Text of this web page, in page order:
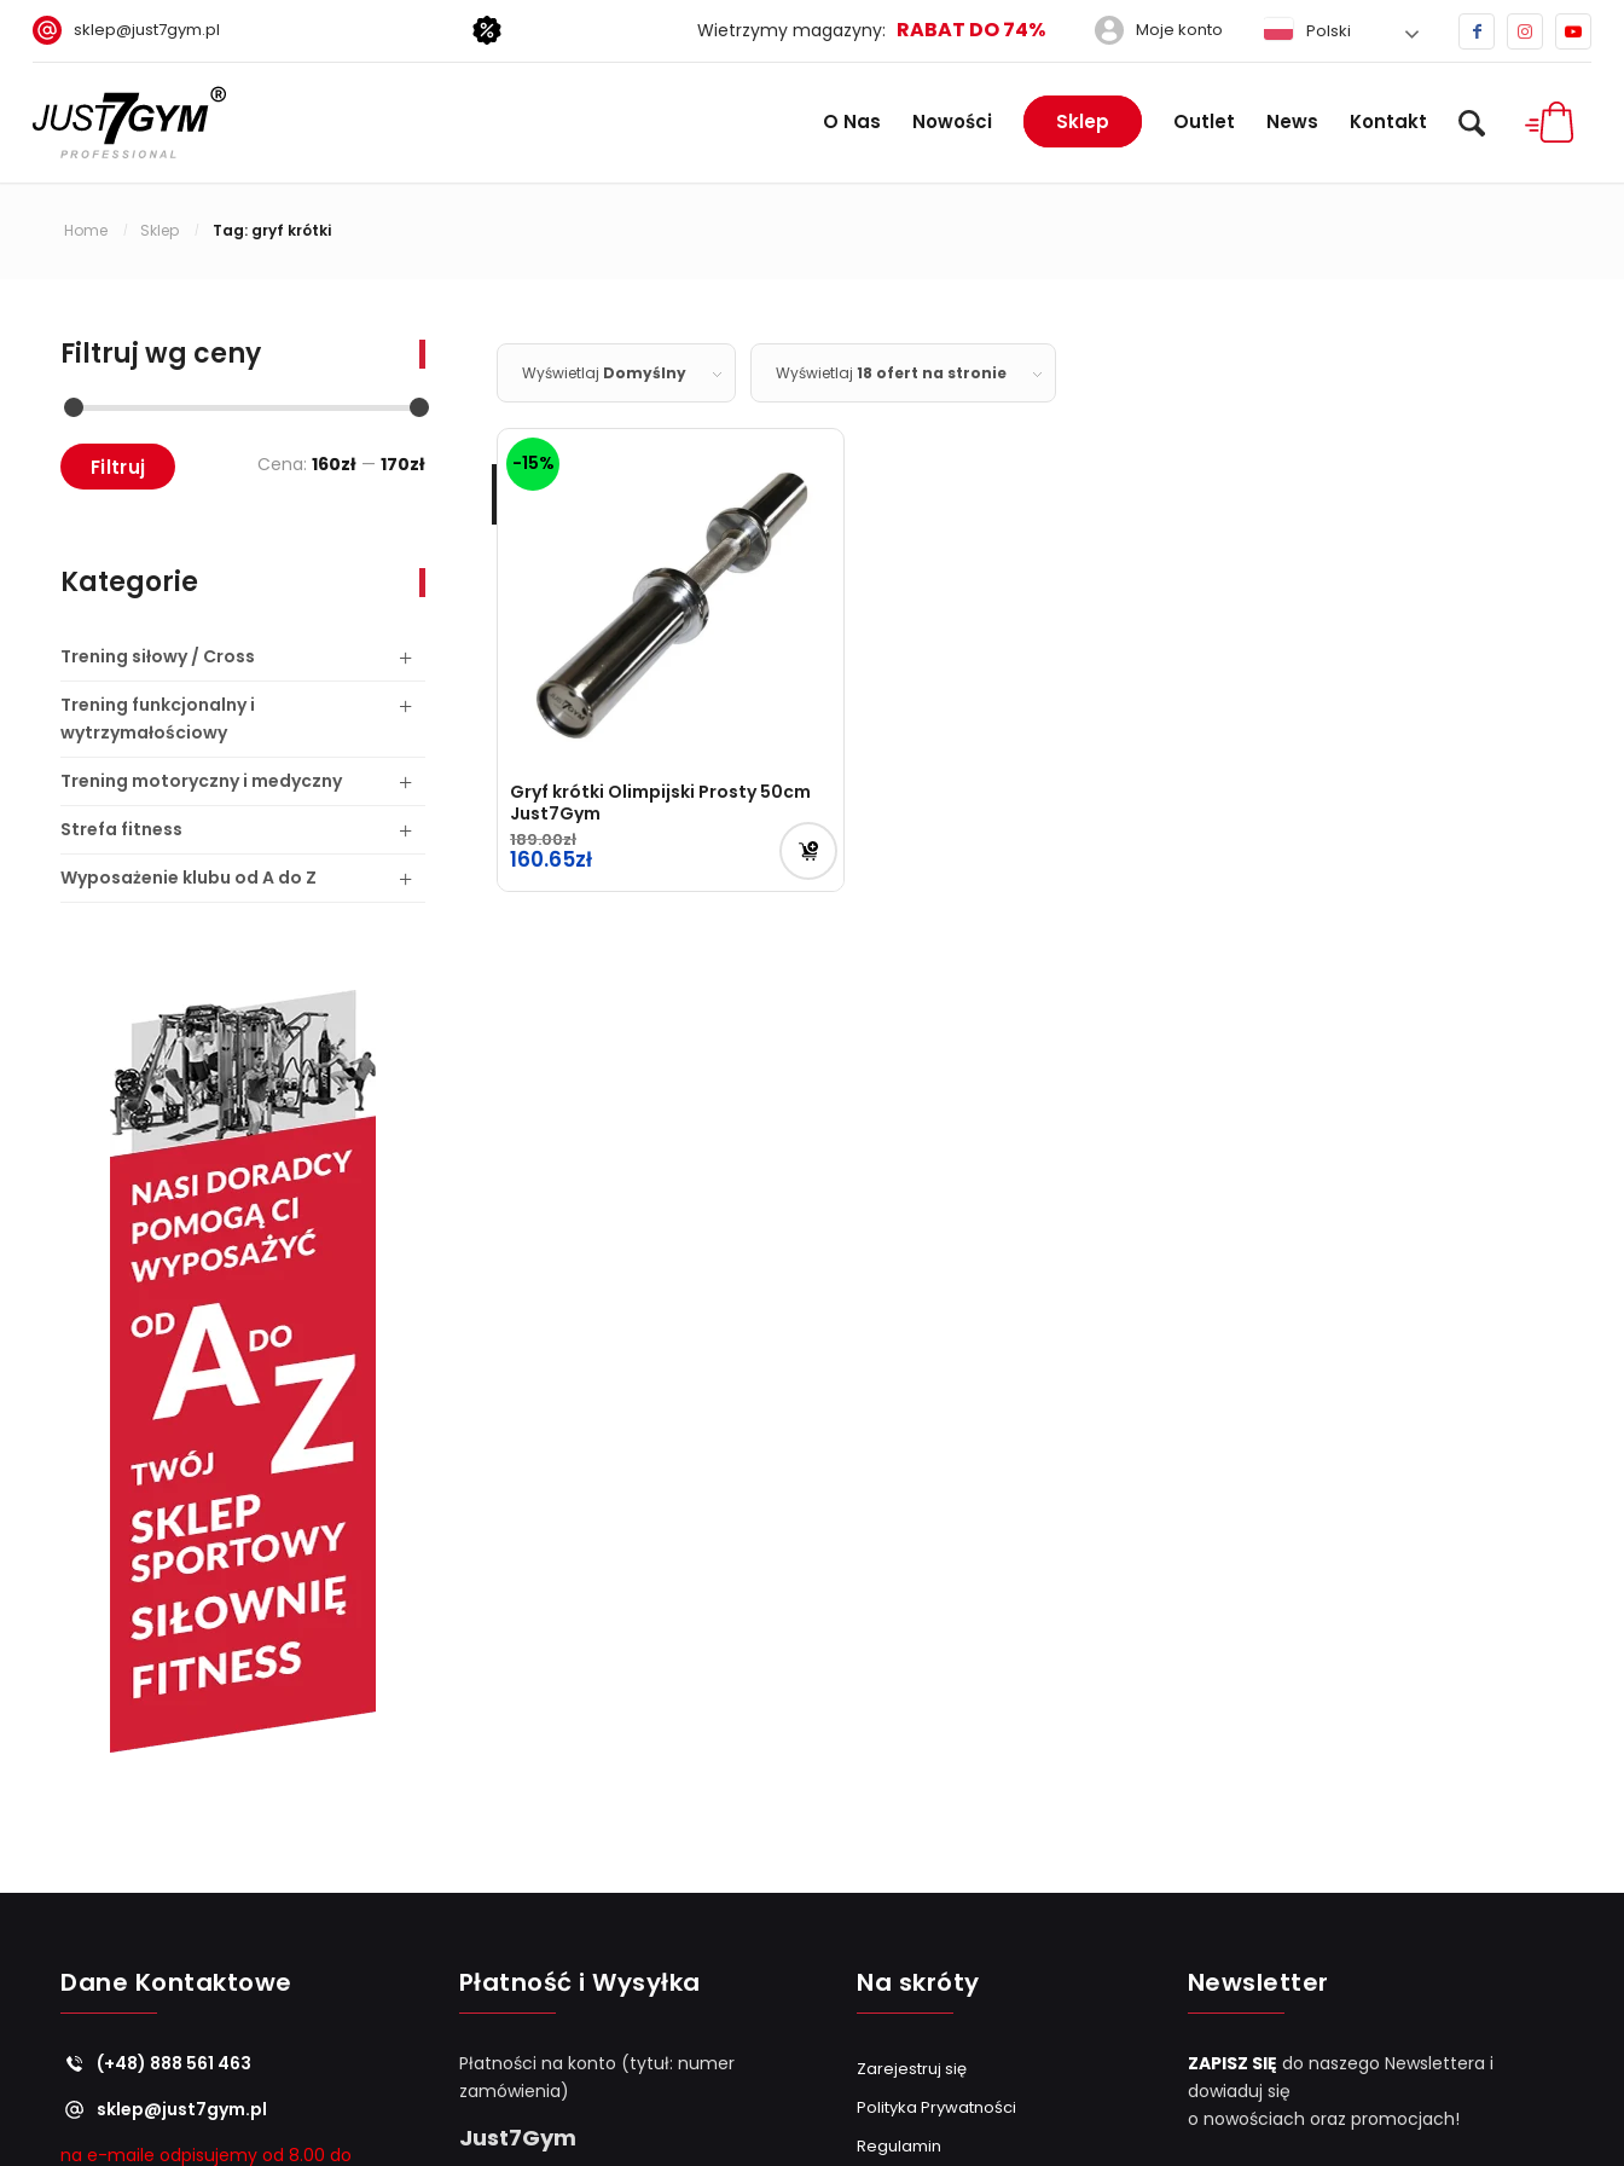
sklep@just7gym.pl Moje konto Polski
O Nas Nowości Sklep Outlet News Kontakt
Home / Sklep / Tag: gryf krótki
Wyświetlaj Domyślny Wyświetlaj 18 ofert na stronie
-15%
Gryf krótki Olimpijski Prosty 50cm
Just7Gym
189.00
Pierwotna
cena
160.65
Aktualna
Filtruj wg ceny
Filtruj Cena: 160zł — 170zł
Kategorie
Trening siłowy / Cross
Trening funkcjonalny i
wytrzymałościowy
Trening motoryczny i medyczny
Strefa fitness
Wyposażenie klubu od A do Z
Dane Kontaktowe
(+48) 888 561 463
sklep@just7gym.pl
na e-maile odpisujemy od 8.00 do
Płatność i Wysyłka
Płatności na konto (tytuł: numer
zamówienia)
Just7Gym
Na skróty
Zarejestruj się
Polityka Prywatności
Regulamin
Newsletter
ZAPISZ SIĘ do naszego Newslettera i
dowiaduj się
o nowościach oraz promocjach!